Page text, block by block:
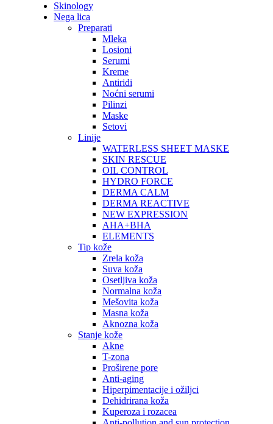
Skinology
Nega lica
Preparati
Mleka
Losioni
Serumi
Kreme
Antiridi
Noćni serumi
Pilinzi
Maske
Setovi
Linije
WATERLESS SHEET MASKE
SKIN RESCUE
OIL CONTROL
HYDRO FORCE
DERMA CALM
DERMA REACTIVE
NEW EXPRESSION
AHA+BHA
ELEMENTS
Tip kože
Zrela koža
Suva koža
Osetljiva koža
Normalna koža
Mešovita koža
Masna koža
Aknozna koža
Stanje kože
Akne
T-zona
Proširene pore
Anti-aging
Hiperpimentacije i ožiljci
Dehidrirana koža
Kuperoza i rozacea